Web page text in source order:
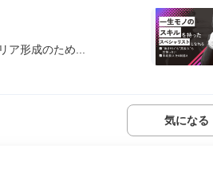
ア形成のため...
気になる